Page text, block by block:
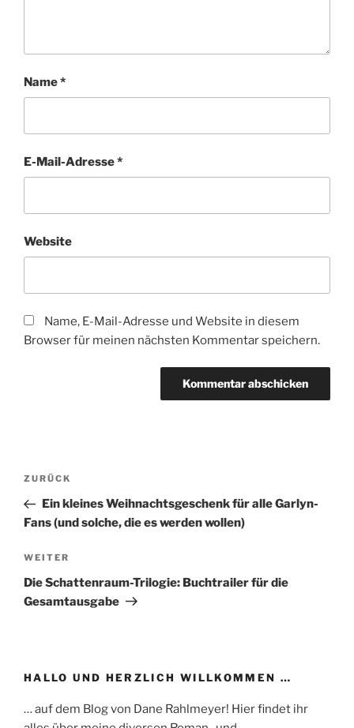
Name*
E-Mail-Adresse*
Website
Name, E-Mail-Adresse und Website in diesem
Browser für meinen nächsten Kommentar speichern.
Beitragsnavigation
Vorheriger
Beitrag
ZURÜCK
Ein kleines Weihnachtsgeschenk für alle Garlyn-
Fans (und solche, die es werden wollen)
Nächster
Beitrag
WEITER
Die Schattenraum-Trilogie: Buchtrailer für die
Gesamtausgabe
HALLO UND HERZLICH WILLKOMMEN …
… auf dem Blog von Dane Rahlmeyer! Hier findet ihr